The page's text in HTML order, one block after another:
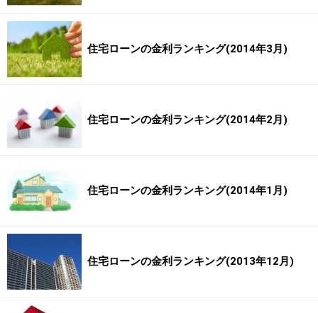
住宅ローンの金利ランキング(2014年3月)
住宅ローンの金利ランキング(2014年2月)
住宅ローンの金利ランキング(2014年1月)
住宅ローンの金利ランキング(2013年12月)